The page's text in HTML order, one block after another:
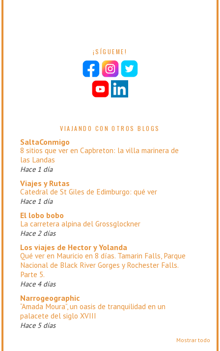
¡SÍGUEME!
VIAJANDO CON OTROS BLOGS
SaltaConmigo
8 sitios que ver en Capbreton: la villa marinera de
las Landas
Hace 1 día
Viajes y Rutas
Catedral de St Giles de Edimburgo: qué ver
Hace 1 día
El lobo bobo
La carretera alpina del Grossglockner
Hace 2 días
Los viajes de Hector y Yolanda
Qué ver en Mauricio en 8 días. Tamarin Falls, Parque
Nacional de Black River Gorges y Rochester Falls.
Parte 5.
Hace 4 días
Narrogeographic
“Amada Moura”, un oasis de tranquilidad en un
palacete del siglo XVIII
Hace 5 días
Mostrar todo